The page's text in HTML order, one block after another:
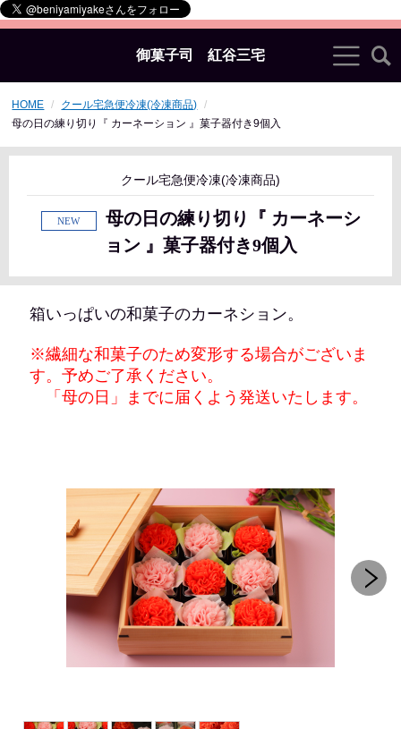
御菓子司 紅谷三宅
HOME
クール宅急便冷凍(冷凍商品)
母の日の練り切り『 カーネーション 』菓子器付き9個入
クール宅急便冷凍(冷凍商品)
母の日の練り切り『 カーネーシ
ョン 』菓子器付き9個入
箱いっぱいの和菓子のカーネション。
※繊細な和菓子のため変形する場合がございま
す。予めご了承ください。
「母の日」までに届くよう発送いたします。